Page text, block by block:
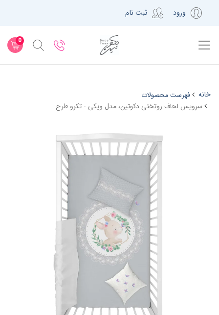
ورود ثبت نام
0
خانه
فهرست محصولات
سرویس لحاف روتختی دکوتین، مدل ویکی - تکرو طرح